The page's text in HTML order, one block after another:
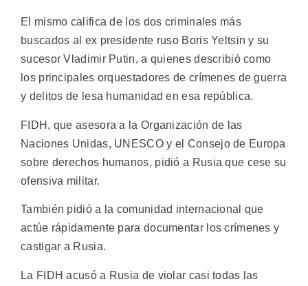
El mismo califica de los dos criminales más
buscados al ex presidente ruso Boris Yeltsin y su
sucesor Vladimir Putin, a quienes describió como
los principales orquestadores de crímenes de guerra
y delitos de lesa humanidad en esa república.
FIDH, que asesora a la Organización de las
Naciones Unidas, UNESCO y el Consejo de Europa
sobre derechos humanos, pidió a Rusia que cese su
ofensiva militar.
También pidió a la comunidad internacional que
actúe rápidamente para documentar los crímenes y
castigar a Rusia.
La FIDH acusó a Rusia de violar casi todas las